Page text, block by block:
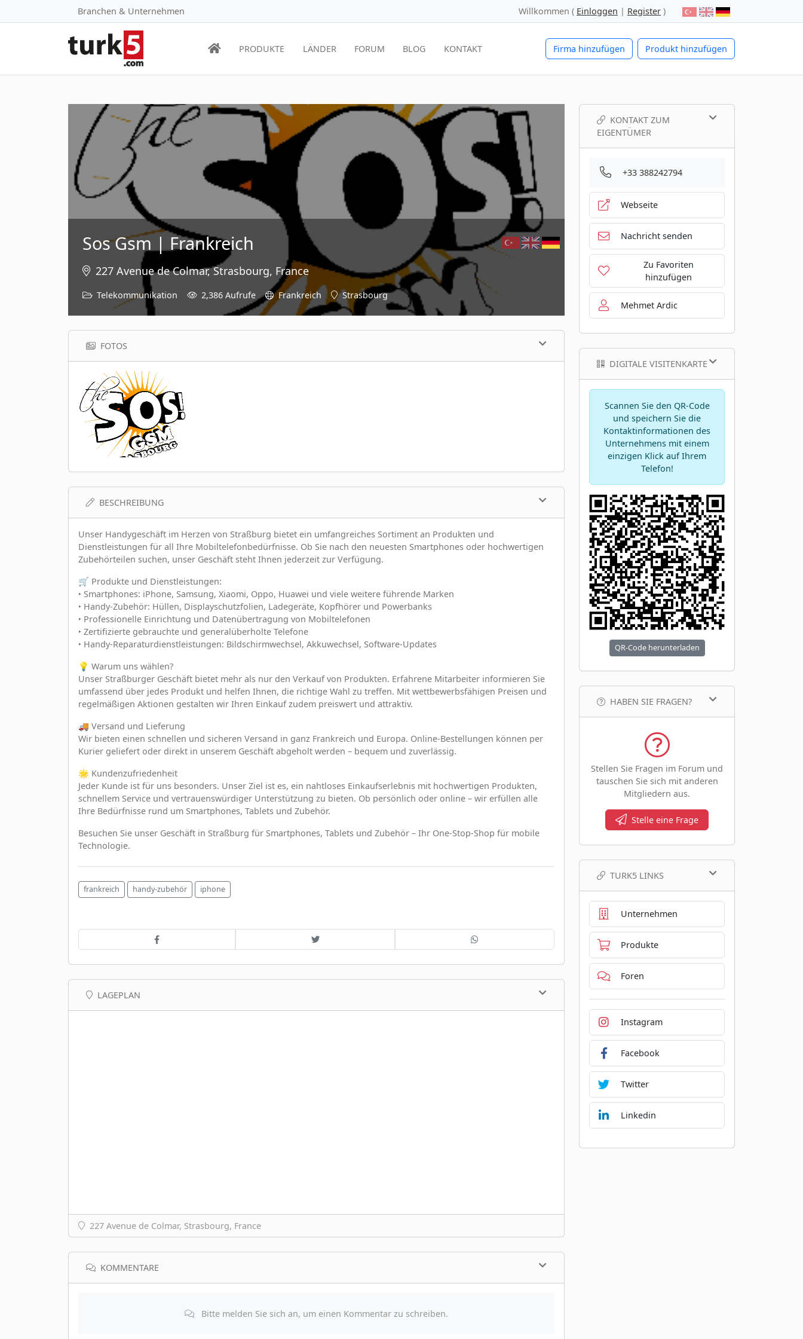
Branchen & Unternehmen Willkommen ( Einloggen | Register )
Firma hinzufügen Produkt hinzufügen
PRODUKTE LÄNDER FORUM BLOG KONTAKT
Sos Gsm | Frankreich
227 Avenue de Colmar, Strasbourg, France
Telekommunikation 2,386 Aufrufe Frankreich Strasbourg
FOTOS
BESCHREIBUNG
Unser Handygeschäft im Herzen von Straßburg bietet ein umfangreiches Sortiment an Produkten und
Dienstleistungen für all Ihre Mobiltelefonbedürfnisse. Ob Sie nach den neuesten Smartphones oder hochwertigen
Zubehörteilen suchen, unser Geschäft steht Ihnen jederzeit zur Verfügung.
🛒 Produkte und Dienstleistungen:
‣ Smartphones: iPhone, Samsung, Xiaomi, Oppo, Huawei und viele weitere führende Marken
‣ Handy-Zubehör: Hüllen, Displayschutzfolien, Ladegeräte, Kopfhörer und Powerbanks
‣ Professionelle Einrichtung und Datenübertragung von Mobiltelefonen
‣ Zertifizierte gebrauchte und generalüberholte Telefone
‣ Handy-Reparaturdienstleistungen: Bildschirmwechsel, Akkuwechsel, Software-Updates
💡 Warum uns wählen?
Unser Straßburger Geschäft bietet mehr als nur den Verkauf von Produkten. Erfahrene Mitarbeiter informieren Sie
umfassend über jedes Produkt und helfen Ihnen, die richtige Wahl zu treffen. Mit wettbewerbsfähigen Preisen und
regelmäßigen Aktionen gestalten wir Ihren Einkauf zudem preiswert und attraktiv.
🚚 Versand und Lieferung
Wir bieten einen schnellen und sicheren Versand in ganz Frankreich und Europa. Online-Bestellungen können per
Kurier geliefert oder direkt in unserem Geschäft abgeholt werden – bequem und zuverlässig.
🌟 Kundenzufriedenheit
Jeder Kunde ist für uns besonders. Unser Ziel ist es, ein nahtloses Einkaufserlebnis mit hochwertigen Produkten,
schnellem Service und vertrauenswürdiger Unterstützung zu bieten. Ob persönlich oder online – wir erfüllen alle
Ihre Bedürfnisse rund um Smartphones, Tablets und Zubehör.
Besuchen Sie unser Geschäft in Straßburg für Smartphones, Tablets und Zubehör – Ihr One-Stop-Shop für mobile
Technologie.
frankreich handy-zubehör iphone
LAGEPLAN
227 Avenue de Colmar, Strasbourg, France
KOMMENTARE
Bitte melden Sie sich an, um einen Kommentar zu schreiben.
KONTAKT ZUM
EIGENTÜMER
+33 388242794
Webseite
Nachricht senden
Zu Favoriten
hinzufügen
Mehmet Ardic
DIGITALE VISITENKARTE
Scannen Sie den QR-Code
und speichern Sie die
Kontaktinformationen des
Unternehmens mit einem
einzigen Klick auf Ihrem
Telefon!
QR-Code herunterladen
HABEN SIE FRAGEN?
Stellen Sie Fragen im Forum und
tauschen Sie sich mit anderen
Mitgliedern aus.
Stelle eine Frage
TURK5 LINKS
Unternehmen
Produkte
Foren
Instagram
Facebook
Twitter
Linkedin